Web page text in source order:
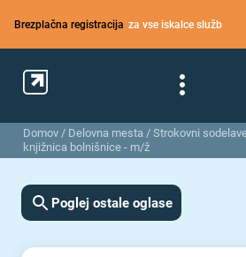
Brezplačna registracija za vse iskalce služb
Domov / Delovna mesta / Strokovni
knjižnica bolnišnice - m/ž
Poglej ostale oglase